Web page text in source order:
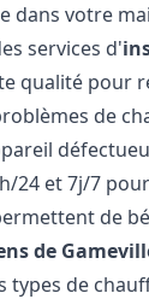
dans votre
services d'
qualité pour
de
24 et 7j/7
de
de
de